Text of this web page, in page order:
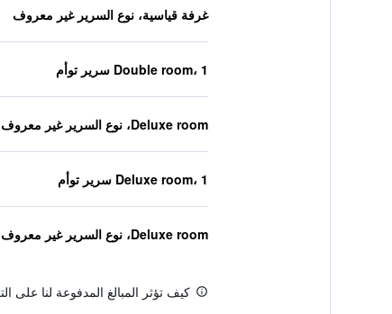
غرفة قياسية، نوع السرير غير معروف
Double room، 1 سرير توأم
Deluxe room، نوع السرير غير معروف
Deluxe room، 1 سرير توأم
Deluxe room، نوع السرير غير معروف
كيف تؤثر المبالغ المدفوعة لنا على